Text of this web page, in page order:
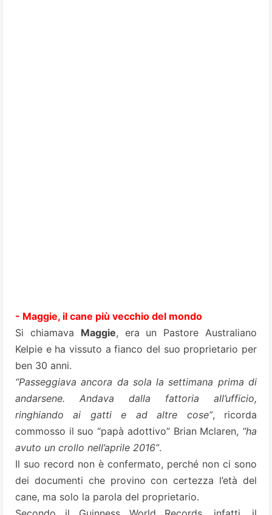
- Maggie, il cane più vecchio del mondo
Si chiamava Maggie, era un Pastore Australiano
Kelpie e ha vissuto a fianco del suo proprietario per
ben 30 anni.
“Passeggiava ancora da sola la settimana prima di
andarsene. Andava dalla fattoria all’ufficio,
ringhiando ai gatti e ad altre cose”, ricorda
commosso il suo “papà adottivo” Brian Mclaren, “ha
avuto un crollo nell’aprile 2016”.
Il suo record non è confermato, perché non ci sono
dei documenti che provino con certezza l’età del
cane, ma solo la parola del proprietario.